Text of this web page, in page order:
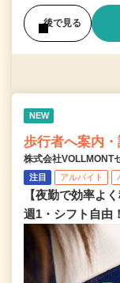
後で見る
NEW
歩行者へ案内
株式会社VOLLMONT
注目 アルバイト
【夜勤で効率よ
週1・シフト自由